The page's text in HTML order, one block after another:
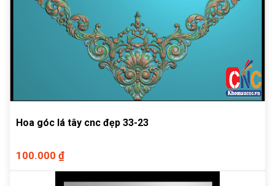
Hoa góc lá tây cnc đẹp 33-23
100.000 ₫